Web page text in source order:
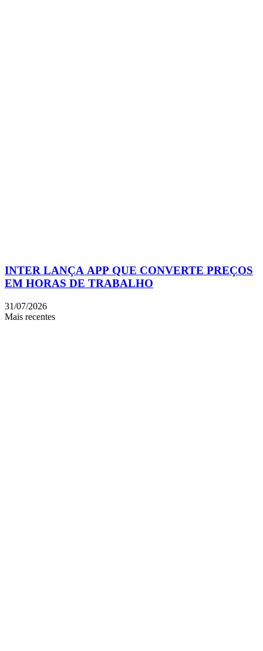
INTER LANÇA APP QUE CONVERTE PREÇOS
EM HORAS DE TRABALHO
31/07/2026
Mais recentes